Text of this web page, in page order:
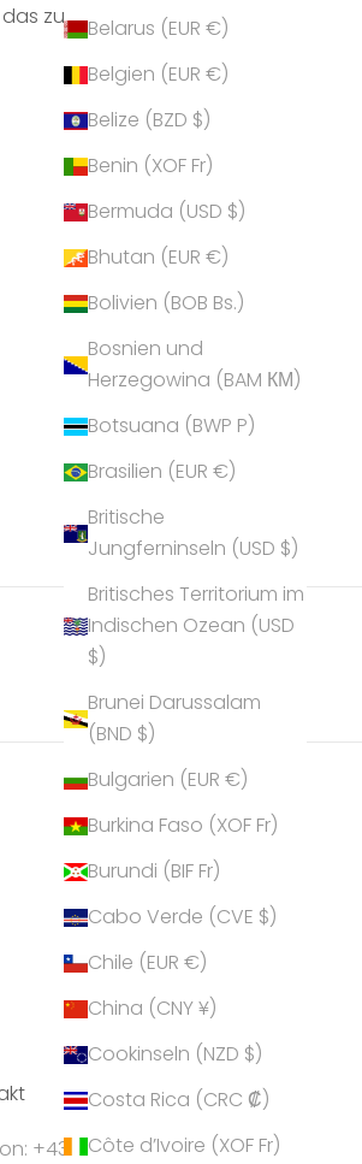
Belarus (EUR €)
Belgien (EUR €)
Belize (BZD $)
Benin (XOF Fr)
Bermuda (USD $)
Bhutan (EUR €)
Bolivien (BOB Bs.)
Bosnien und
Herzegowina (BAM КМ)
Botsuana (BWP P)
Brasilien (EUR €)
Britische
Jungferninseln (USD $)
Britisches Territorium im
Indischen Ozean (USD
$)
Brunei Darussalam
(BND $)
Bulgarien (EUR €)
Burkina Faso (XOF Fr)
Burundi (BIF Fr)
Cabo Verde (CVE $)
Chile (EUR €)
China (CNY ¥)
Cookinseln (NZD $)
Costa Rica (CRC ₡)
Côte d’Ivoire (XOF Fr)
zu jedem Anlass getragen
+43 5224 55550